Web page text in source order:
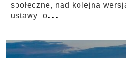
społeczne, nad kolejna
ustawy o...